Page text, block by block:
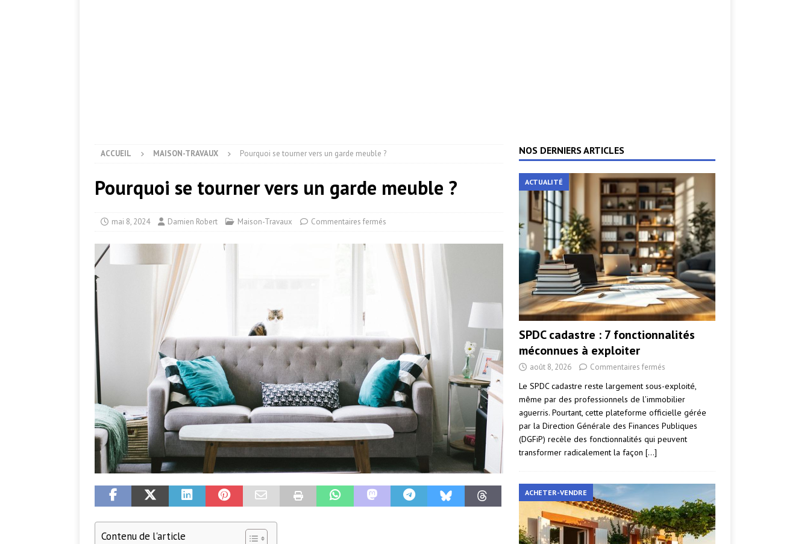
ACCUEIL MAISON-TRAVAUX Pourquoi se tourner vers un garde meuble ?
Pourquoi se tourner vers un garde meuble ?
mai 8, 2024 Damien Robert Maison-Travaux Commentaires fermés
Contenu de l'article
NOS DERNIERS ARTICLES
ACTUALITÉ
SPDC cadastre : 7 fonctionnalités
méconnues à exploiter
août 8, 2026 Commentaires fermés
Le SPDC cadastre reste largement sous-exploité,
même par des professionnels de l’immobilier
aguerris. Pourtant, cette plateforme officielle gérée
par la Direction Générale des Finances Publiques
(DGFiP) recèle des fonctionnalités qui peuvent
transformer radicalement la façon […]
ACHETER-VENDRE